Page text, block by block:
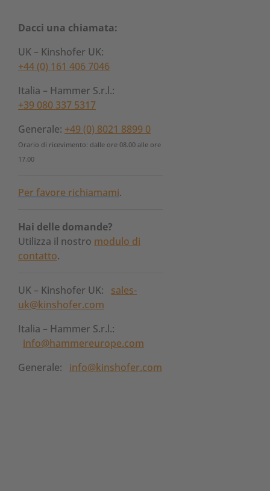
Dacci una chiamata:
UK – Kinshofer UK:
+44 (0) 161 406 7046
Italia – Hammer S.r.l.:
+39 080 337 5317
Generale: +49 (0) 8021 8899 0
Orario di ricevimento: dalle ore 08.00 alle ore
17.00
Per favore richiamami.
Hai delle domande?
Utilizza il nostro modulo di
contatto.
UK – Kinshofer UK: sales-
uk@kinshofer.com
Italia – Hammer S.r.l.:
info@hammereurope.com
Generale: info@kinshofer.com